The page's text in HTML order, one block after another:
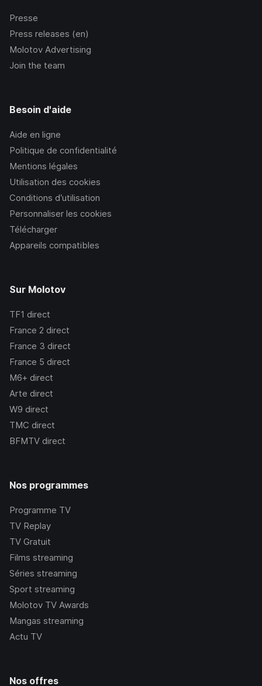
Presse
Press releases (en)
Molotov Advertising
Join the team
Besoin d'aide
Aide en ligne
Politique de confidentialité
Mentions légales
Utilisation des cookies
Conditions d’utilisation
Personnaliser les cookies
Télécharger
Appareils compatibles
Sur Molotov
TF1 direct
France 2 direct
France 3 direct
France 5 direct
M6+ direct
Arte direct
W9 direct
TMC direct
BFMTV direct
Nos programmes
Programme TV
TV Replay
TV Gratuit
Films streaming
Séries streaming
Sport streaming
Molotov TV Awards
Mangas streaming
Actu TV
Nos offres